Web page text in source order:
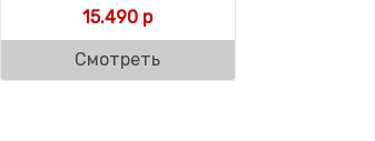
15.490 р
Смотреть